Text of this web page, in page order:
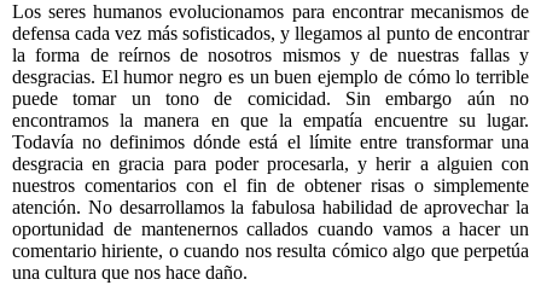
Los seres humanos evolucionamos para encontrar mecanismos de
defensa cada vez más sofisticados, y llegamos al punto de encontrar
la forma de reírnos de nosotros mismos y de nuestras fallas y
desgracias. El humor negro es un buen ejemplo de cómo lo terrible
puede tomar un tono de comicidad. Sin embargo aún no
encontramos la manera en que la empatía encuentre su lugar.
Todavía no definimos dónde está el límite entre transformar una
desgracia en gracia para poder procesarla, y herir a alguien con
nuestros comentarios con el fin de obtener risas o simplemente
atención. No desarrollamos la fabulosa habilidad de aprovechar la
oportunidad de mantenernos callados cuando vamos a hacer un
comentario hiriente, o cuando nos resulta cómico algo que perpetúa
una cultura que nos hace daño.